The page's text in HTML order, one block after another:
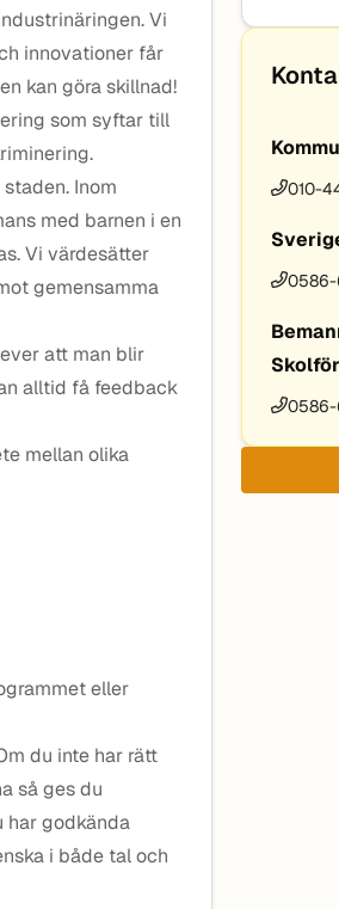
Vi
innovationer får
kan göra skillnad!
som syftar till
Inom
med barnen i en
Vi värdesätter
gemensamma
att man blir
alltid få feedback
mellan olika
eller
du inte har rätt
så ges du
har godkända
i både tal och
010-
0586-
0586-